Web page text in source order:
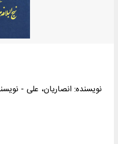
نویسنده: انصاریان، علی -